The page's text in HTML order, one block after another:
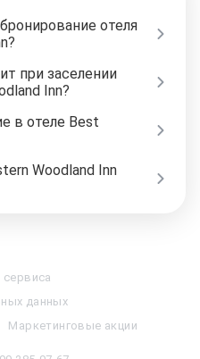
отеля
при заселении
Inn?
в отеле Best
Woodland Inn
СочиГостиница в Калининграде
Soluxe в Москве
Еще
данных
Маркетинговые акции